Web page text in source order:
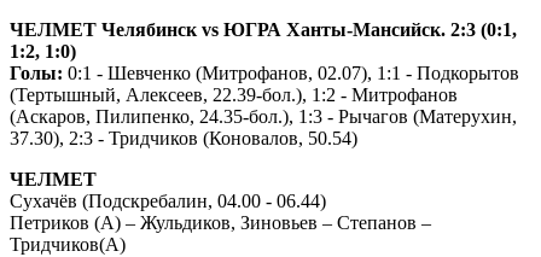
ЧЕЛМЕТ Челябинск vs ЮГРА Ханты-Мансийск. 2:3 (0:1,
1:2, 1:0)
Голы: 0:1 - Шевченко (Митрофанов, 02.07), 1:1 - Подкорытов
(Тертышный, Алексеев, 22.39-бол.), 1:2 - Митрофанов
(Аскаров, Пилипенко, 24.35-бол.), 1:3 - Рычагов (Матерухин,
37.30), 2:3 - Тридчиков (Коновалов, 50.54)
ЧЕЛМЕТ
Сухачёв (Подскребалин, 04.00 - 06.44)
Петриков (А) – Жульдиков, Зиновьев – Степанов –
Тридчиков(А)